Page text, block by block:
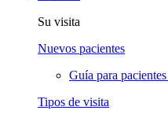
Su visita
Nuevos pacientes
Guía para
Tipos de visita